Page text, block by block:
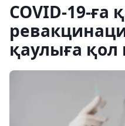
COVID-19-ға
қаулыға